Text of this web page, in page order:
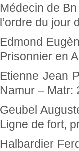
Médecin de
l’ordre du jour
Edmond
Prisonnier en
Etienne
Namur – Matr:
Geubel
Ligne de fort,
Halbardier